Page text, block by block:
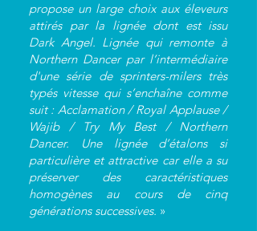
propose un large choix aux éleveurs
attirés par la lignée dont est issu
Dark Angel. Lignée qui remonte à
Northern Dancer par l’intermédiaire
d'une série de sprinters-milers très
typés vitesse qui s’enchaîne comme
suit : Acclamation / Royal Applause /
Wajib / Try My Best / Northern
Dancer. Une lignée d’étalons si
particulière et attractive car elle a su
préserver des caractéristiques
homogènes au cours de cinq
générations successives. »